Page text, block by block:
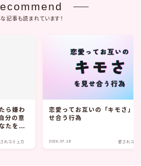
記事も読まれています！
ら嫌わ
分の意
たを溺
れコミュ力
恋愛ってお互いの「キモさ」
せ合う行為
2026.07.18 愛されコミ